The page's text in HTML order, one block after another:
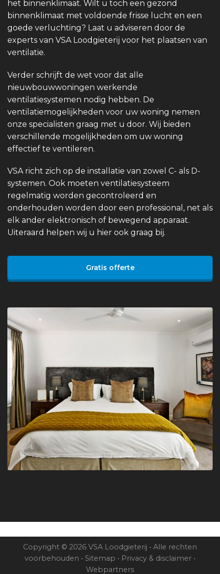
het binnenklimaat. Wilt u toch een gezond
binnenklimaat met voldoende frisse lucht en een
goede verluchting? Laat u adviseren door de
experts van VSA Loodgieterij voor het plaatsen van
ventilatie.
Verder schrijft de wet voor dat alle
nieuwbouwwoningen werkende
ventilatiesystemen nodig hebben. De
ventilatiemogelijkheden voor uw woning nemen
onze specialisten graag met u door. Wij bieden
verschillende mogelijkheden om uw woning
effectief te ventileren.
VSA richt zich op de installatie van zowel C- als D-
systemen. Ook moeten ventilatiesysteem
regelmatig worden gecontroleerd en
onderhouden worden door een professional, net als
elk ander elektronisch of bewegend apparaat.
Uiteraard helpen wij u hier ook graag bij.
Gratis offerte
Copyright © 2026 VSA Loodgieterij • Alle rechten
voorbehouden • Sitemap • Privacy & disclaimer •
Webpartners